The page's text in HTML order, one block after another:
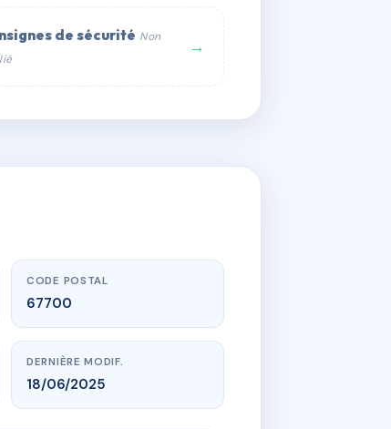
de sécurité Non
→
CODE POSTAL
67700
DERNIÈRE MODIF.
18/06/2025